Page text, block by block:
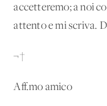
accetteremo; a noi
attento e mi scriva.
¬†
Aff.mo amico